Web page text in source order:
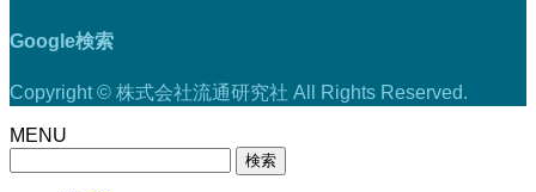
Google検索
Copyright © 株式会社流通研究社 All Rights Reserved.
MENU